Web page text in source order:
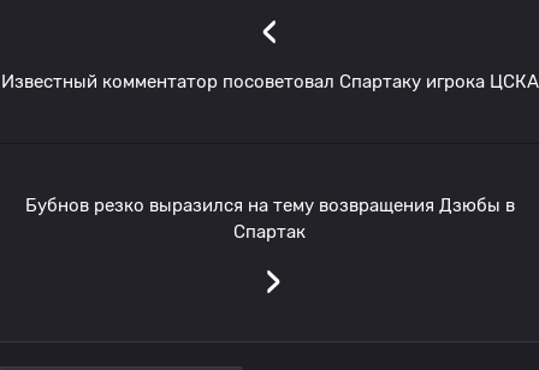
‹
Известный комментатор посоветовал Спартаку игрока ЦСКА
Бубнов резко выразился на тему возвращения Дзюбы в
Спартак
›